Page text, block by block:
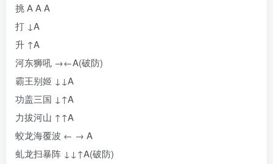
挑 A A A
打 ↓A
升 ↑A
河东狮吼 →←A(破防)
霸王别姬 ↓↓A
功盖三国 ↓↑A
力拔河山 ↑↑A
蛟龙海覆波 ← → A
虬龙扫暴阵 ↓↓↑A(破防)